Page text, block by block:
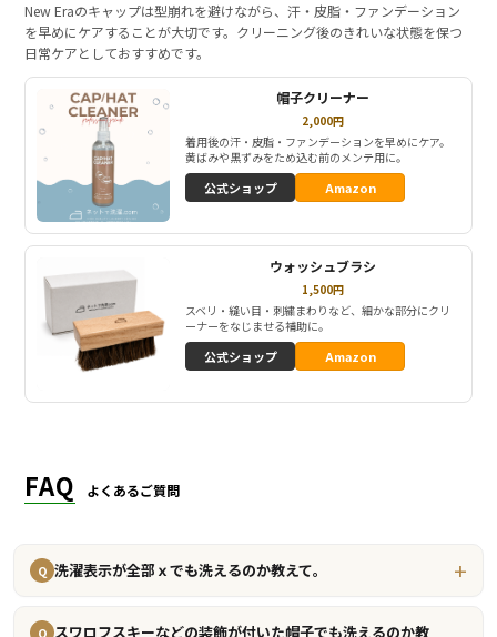
New Eraのキャップは型崩れを避けながら、汗・皮脂・ファンデーション
を早めにケアすることが大切です。クリーニング後のきれいな状態を保つ
日常ケアとしておすすめです。
帽子クリーナー
2,000円
着用後の汗・皮脂・ファンデーションを早めにケア。
黄ばみや黒ずみをため込む前のメンテ用に。
公式ショップ Amazon
ウォッシュブラシ
1,500円
スベリ・縫い目・刺繍まわりなど、細かな部分にクリ
ーナーをなじませる補助に。
公式ショップ Amazon
FAQ よくあるご質問
Q 洗濯表示が全部ｘでも洗えるのか教えて。
Q スワロフスキーなどの装飾が付いた帽子でも洗えるのか教